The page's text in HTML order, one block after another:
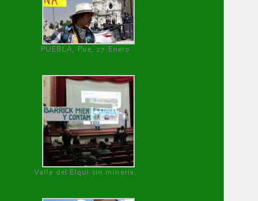
PUEBLA, Pue, 27 Enero
Valle del Elqui sin minería.